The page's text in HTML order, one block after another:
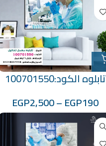
تابلوه الكود:100701550
EGP190
–
EGP2,500